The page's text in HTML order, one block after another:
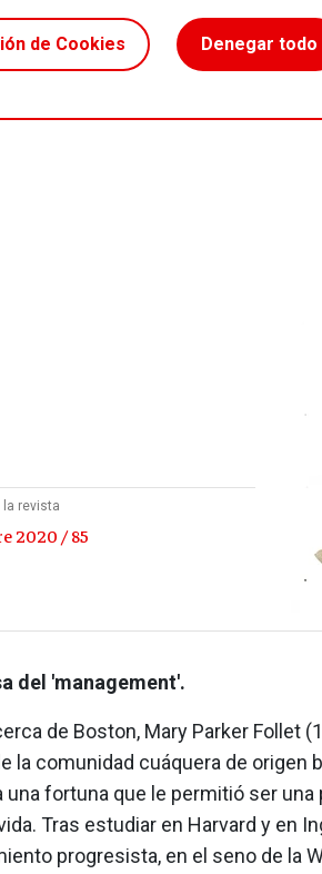
de Cookies Denegar todo
la revista
2020 / 85
del 'management'.
de Boston, Mary Parker Follet
la comunidad cuáquera de origen
una fortuna que le permitió ser
Tras estudiar en Harvard y en
progresista, en el seno de la